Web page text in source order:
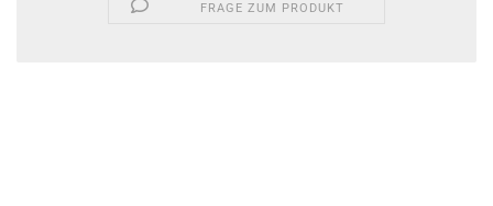
FRAGE ZUM PRODUKT